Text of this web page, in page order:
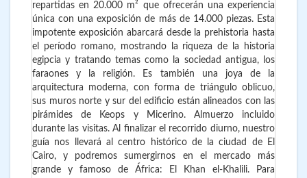
repartidas en 20.000 m² que ofrecerán una experiencia
única con una exposición de más de 14.000 piezas. Esta
impotente exposición abarcará desde la prehistoria hasta
el período romano, mostrando la riqueza de la historia
egipcia y tratando temas como la sociedad antigua, los
faraones y la religión. Es también una joya de la
arquitectura moderna, con forma de triángulo oblicuo,
sus muros norte y sur del edificio están alineados con las
pirámides de Keops y Micerino. Almuerzo incluido
durante las visitas. Al finalizar el recorrido diurno, nuestro
guía nos llevará al centro histórico de la ciudad de El
Cairo, y podremos sumergirnos en el mercado más
grande y famoso de África: El Khan el-Khalili. Para